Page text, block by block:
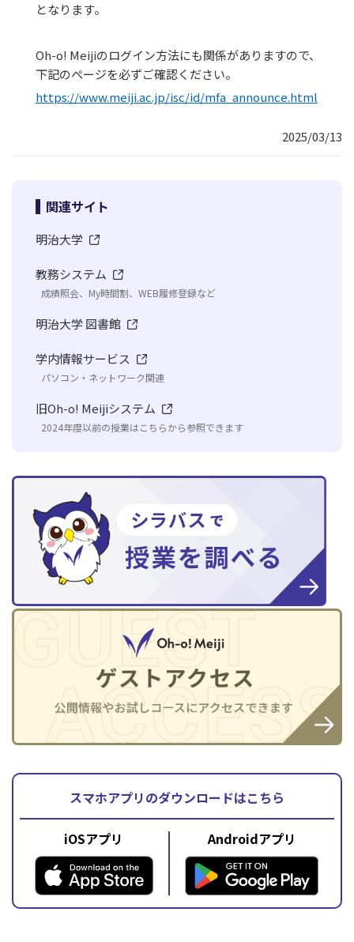
2025/03/13
となります。
Oh-o! Meijiのログイン方法にも関係がありますので、
下記のぺージを必ずご確認ください。
https://www.meiji.ac.jp/isc/id/mfa_announce.html
関連サイト
明治大学
教務システム
成績照会、My時間割、WEB履修登録など
明治大学 図書館
学内情報サービス
パソコン・ネットワーク関連
旧Oh-o! Meijiシステム
2024年度以前の授業はこちらから参照できます
スマホアプリのダウンロードはこちら
iOSアプリ Androidアプリ